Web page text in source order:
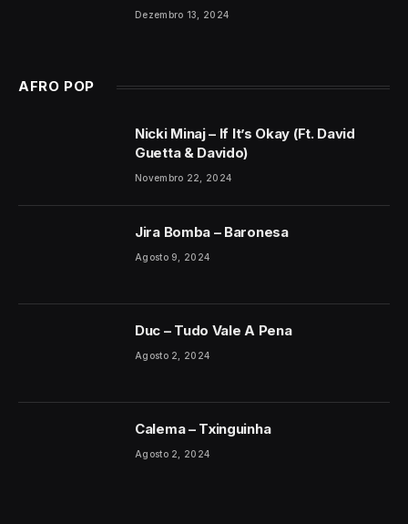
Dezembro 13, 2024
AFRO POP
Nicki Minaj – If It’s Okay (Ft. David
Guetta & Davido)
Novembro 22, 2024
Jira Bomba – Baronesa
Agosto 9, 2024
Duc – Tudo Vale A Pena
Agosto 2, 2024
Calema – Txinguinha
Agosto 2, 2024